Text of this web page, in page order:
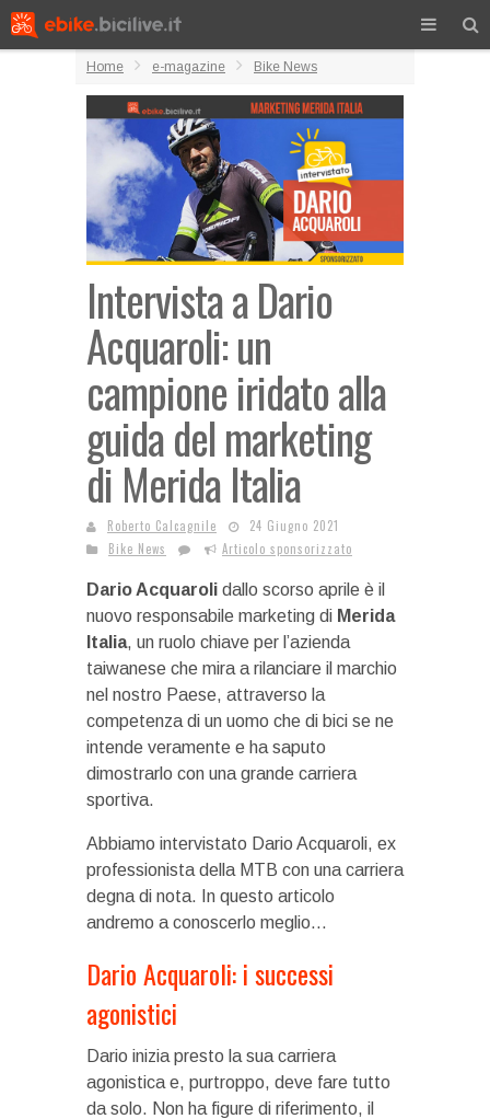
Home e-magazine Bike News
Intervista a Dario
Acquaroli: un
campione iridato alla
guida del marketing
di Merida Italia
Roberto Calcagnile
24 Giugno 2021
Bike News
Articolo sponsorizzato
Dario Acquaroli dallo scorso aprile è il
nuovo responsabile marketing di Merida
Italia, un ruolo chiave per l’azienda
taiwanese che mira a rilanciare il marchio
nel nostro Paese, attraverso la
competenza di un uomo che di bici se ne
intende veramente e ha saputo
dimostrarlo con una grande carriera
sportiva.
Abbiamo intervistato Dario Acquaroli, ex
professionista della MTB con una carriera
degna di nota. In questo articolo
andremo a conoscerlo meglio…
Dario Acquaroli: i successi
agonistici
Dario inizia presto la sua carriera
agonistica e, purtroppo, deve fare tutto
da solo. Non ha figure di riferimento, il